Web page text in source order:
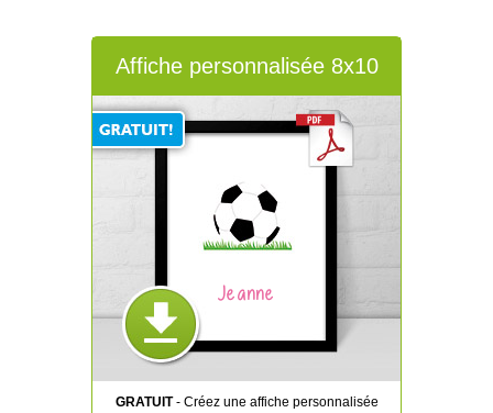
Affiche personnalisée 8x10
Jeanne
GRATUIT- Créez une affiche personnalisée